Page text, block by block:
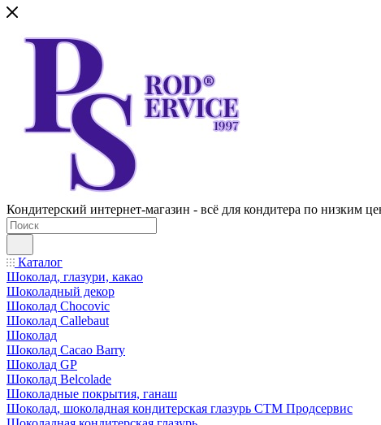
Кондитерский интернет-магазин - всё для кондитера по низким
Каталог
Шоколад, глазури, какао
Шоколадный декор
Шоколад Chocovic
Шоколад Callebaut
Шоколад
Шоколад Cacao Barry
Шоколад GP
Шоколад Belcolade
Шоколадные покрытия, ганаш
Шоколад, шоколадная кондитерская глазурь СТМ Продсервис